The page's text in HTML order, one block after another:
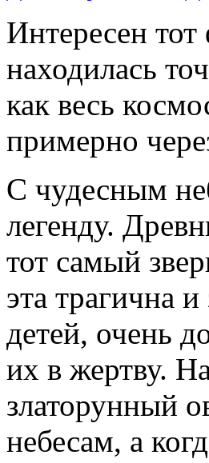
Интересен тот
находилась
как весь
примерно
С чудесным
легенду.
тот самый
эта трагична
детей, очень
их в жертву.
златорунный
небесам, а